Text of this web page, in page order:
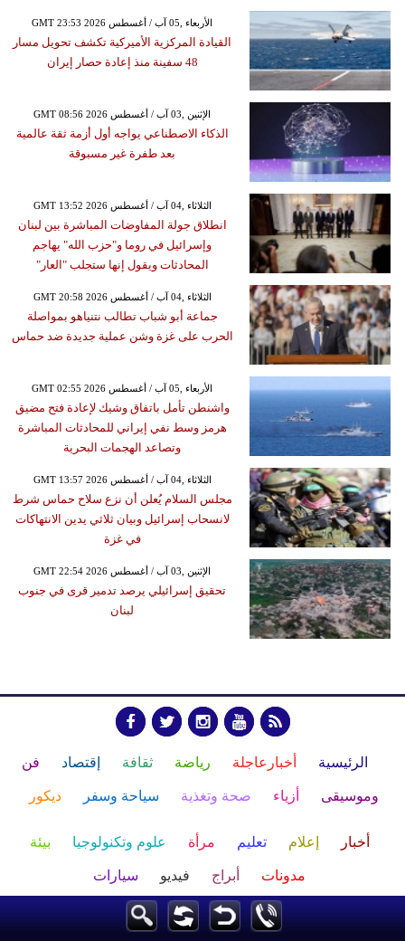
GMT 23:53 2026 الأربعاء ,05 آب / أغسطس
القيادة المركزية الأميركية تكشف تحويل مسار
48 سفينة منذ إعادة حصار إيران
GMT 08:56 2026 الإثنين ,03 آب / أغسطس
الذكاء الاصطناعي يواجه أول أزمة ثقة عالمية
بعد طفرة غير مسبوقة
GMT 13:52 2026 الثلاثاء ,04 آب / أغسطس
انطلاق جولة المفاوضات المباشرة بين لبنان
وإسرائيل في روما و"حزب الله" يهاجم
المحادثات ويقول إنها ستجلب "العار"
GMT 20:58 2026 الثلاثاء ,04 آب / أغسطس
جماعة أبو شباب تطالب نتنياهو بمواصلة
الحرب على غزة وشن عملية جديدة ضد حماس
GMT 02:55 2026 الأربعاء ,05 آب / أغسطس
واشنطن تأمل باتفاق وشيك لإعادة فتح مضيق
هرمز وسط نفي إيراني للمحادثات المباشرة
وتصاعد الهجمات البحرية
GMT 13:57 2026 الثلاثاء ,04 آب / أغسطس
مجلس السلام يُعلن أن نزع سلاح حماس شرط
لانسحاب إسرائيل وبيان ثلاثي يدين الانتهاكات
في غزة
GMT 22:54 2026 الإثنين ,03 آب / أغسطس
تحقيق إسرائيلي يرصد تدمير قرى في جنوب
لبنان
الرئيسية أخبارعاجلة رياضة ثقافة إقتصاد فن
وموسيقى أزياء صحة وتغذية سياحة وسفر ديكور
أخبار إعلام تعليم مرأة علوم وتكنولوجيا بيئة
مدونات أبراج فيديو سيارات
Maintained and developed by Arabs Today Group SAL